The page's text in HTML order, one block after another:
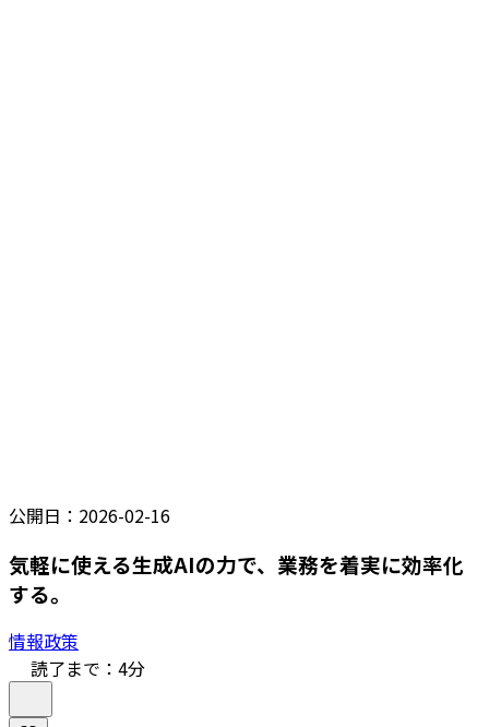
公開日： 2026-02-16
気軽に使える生成AIの力で、業務を着実に効率化
する。
情報政策
読了まで： 4分